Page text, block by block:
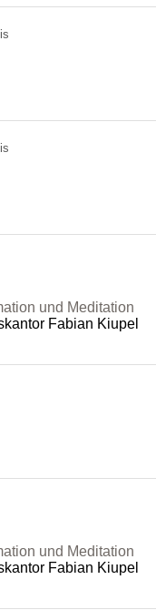
und Meditation
Fabian Kiupel
und Meditation
Fabian Kiupel